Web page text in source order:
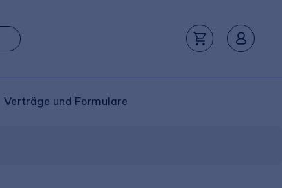
Verträge und Formulare